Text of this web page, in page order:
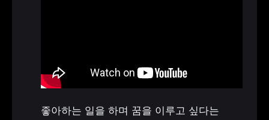
좋아하는 일을 하며 꿈을 이루고 싶다는